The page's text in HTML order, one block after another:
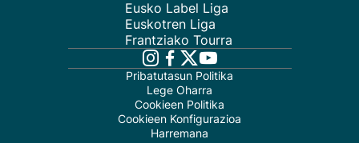
Eusko Label Liga
Euskotren Liga
Frantziako Tourra
Pribatutasun Politika
Lege Oharra
Cookieen Politika
Cookieen Konfigurazioa
Harremana